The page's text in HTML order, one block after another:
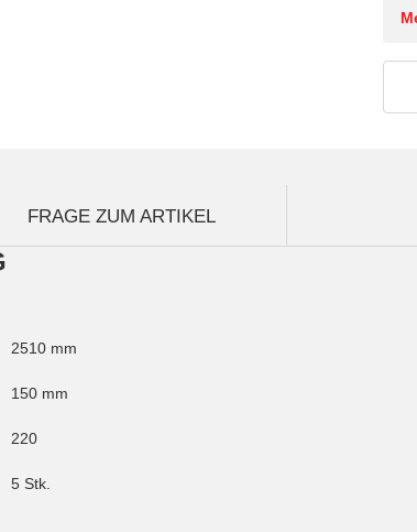
FRAGE ZUM ARTIKEL
2510 mm
150 mm
220
5 Stk.